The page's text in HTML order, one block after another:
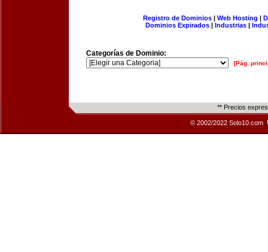
Registro de Dominios| Web Hosting |
Dominios Expirados | Industrias |
Categorías de Dominio:
[Pág.
** Precios
© 2002/2022 Solo10.com